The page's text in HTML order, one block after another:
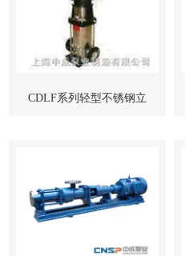
CDLF系列轻型不锈钢立